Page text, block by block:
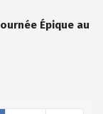
Épique au